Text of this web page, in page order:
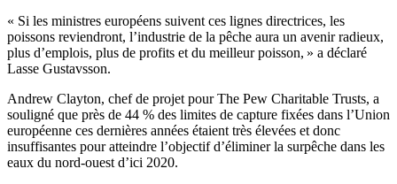
« Si les ministres européens suivent ces lignes directrices, les
poissons reviendront, l’industrie de la pêche aura un avenir radieux,
plus d’emplois, plus de profits et du meilleur poisson, » a déclaré
Lasse Gustavsson.
Andrew Clayton, chef de projet pour The Pew Charitable Trusts, a
souligné que près de 44 % des limites de capture fixées dans l’Union
européenne ces dernières années étaient très élevées et donc
insuffisantes pour atteindre l’objectif d’éliminer la surpêche dans les
eaux du nord-ouest d’ici 2020.